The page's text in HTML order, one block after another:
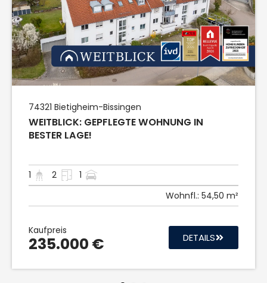
74321 Bietigheim-Bissingen
WEITBLICK: GEPFLEGTE WOHNUNG IN
BESTER LAGE!
1 2
1
Wohnfl.: 54,50 m²
Kaufpreis
235.000 € DETAILS